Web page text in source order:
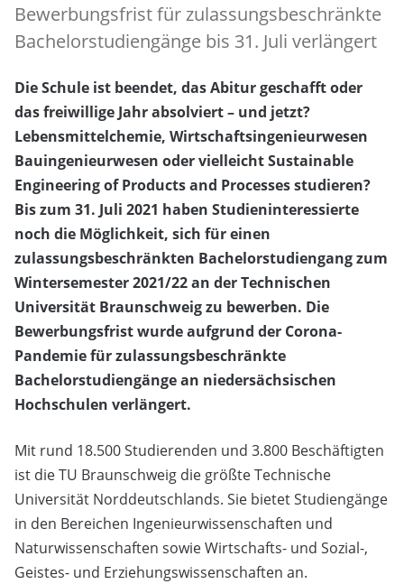
Bewerbungsfrist für zulassungsbeschränkte
Bachelorstudiengänge bis 31. Juli verlängert
Die Schule ist beendet, das Abitur geschafft oder
das freiwillige Jahr absolviert – und jetzt?
Lebensmittelchemie, Wirtschaftsingenieurwesen
Bauingenieurwesen oder vielleicht Sustainable
Engineering of Products and Processes studieren?
Bis zum 31. Juli 2021 haben Studieninteressierte
noch die Möglichkeit, sich für einen
zulassungsbeschränkten Bachelorstudiengang zum
Wintersemester 2021/22 an der Technischen
Universität Braunschweig zu bewerben. Die
Bewerbungsfrist wurde aufgrund der Corona-
Pandemie für zulassungsbeschränkte
Bachelorstudiengänge an niedersächsischen
Hochschulen verlängert.
Mit rund 18.500 Studierenden und 3.800 Beschäftigten
ist die TU Braunschweig die größte Technische
Universität Norddeutschlands. Sie bietet Studiengänge
in den Bereichen Ingenieurwissenschaften und
Naturwissenschaften sowie Wirtschafts- und Sozial-,
Geistes- und Erziehungswissenschaften an.